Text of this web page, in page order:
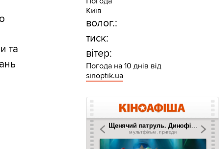
та
Київ
волог.:
тиск:
вітер:
Погода на 10 днів від
sinoptik.ua